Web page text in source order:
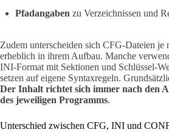
Pfadangaben zu Verzeichnissen und
Zudem unterscheiden sich CFG-Dateien je
erheblich in ihrem Aufbau. Manche
INI-Format mit Sektionen und Schlüssel-
setzen auf eigene Syntaxregeln.
Der Inhalt richtet sich immer nach den
des jeweiligen Programms.
Unterschied zwischen CFG, INI und